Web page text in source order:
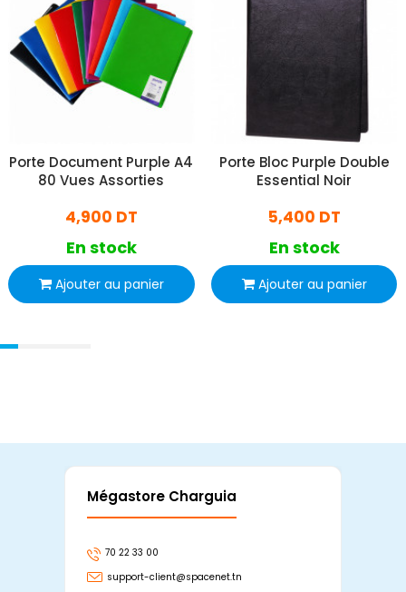
Porte Document Purple A4
80 Vues Assorties
4,900 DT
En stock
Ajouter au panier
Porte Bloc Purple Double
Essential Noir
5,400 DT
En stock
Ajouter au panier
Mégastore Charguia
70 22 33 00
support-client@spacenet.tn